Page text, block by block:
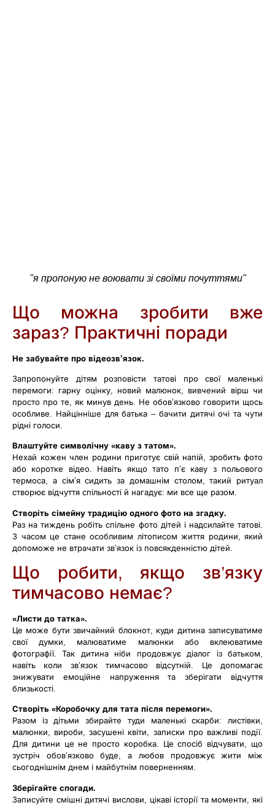
"я пропоную не воювати зі своїми почуттями"
Що можна зробити вже
зараз? Практичні поради
Не забувайте про відеозв’язок.
Запропонуйте дітям розповісти татові про свої маленькі
перемоги: гарну оцінку, новий малюнок, вивчений вірш чи
просто про те, як минув день. Не обов’язково говорити щось
особливе. Найцінніше для батька – бачити дитячі очі та чути
рідні голоси.
Влаштуйте символічну «каву з татом».
Нехай кожен член родини приготує свій напій, зробить фото
або коротке відео. Навіть якщо тато п’є каву з польового
термоса, а сім’я сидить за домашнім столом, такий ритуал
створює відчуття спільності й нагадує: ми все ще разом.
Створіть сімейну традицію одного фото на згадку.
Раз на тиждень робіть спільне фото дітей і надсилайте татові.
З часом це стане особливим літописом життя родини, який
допоможе не втрачати зв’язок із повсякденністю дітей.
Що робити, якщо зв’язку
тимчасово немає?
«Листи до татка».
Це може бути звичайний блокнот, куди дитина записуватиме
свої думки, малюватиме малюнки або вклеюватиме
фотографії. Так дитина ніби продовжує діалог із батьком,
навіть коли зв’язок тимчасово відсутній. Це допомагає
знижувати емоційне напруження та зберігати відчуття
близькості.
Створіть «Коробочку для тата після перемоги».
Разом із дітьми збирайте туди маленькі скарби: листівки,
малюнки, вироби, засушені квіти, записки про важливі події.
Для дитини це не просто коробка. Це спосіб відчувати, що
зустріч обов’язково буде, а любов продовжує жити між
сьогоднішнім днем і майбутнім поверненням.
Зберігайте спогади.
Записуйте смішні дитячі вислови, цікаві історії та моменти, які